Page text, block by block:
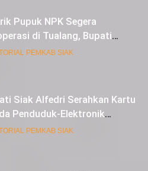
Pupuk NPK Segera
di Tualang, Bupati
Investasi ini Tingkatkan
PEMKAB SIAK
Siak Alfedri Serahkan Kartu
Penduduk-Elektronik
Pelajar SMK 1 Koto Gasib
PEMKAB SIAK